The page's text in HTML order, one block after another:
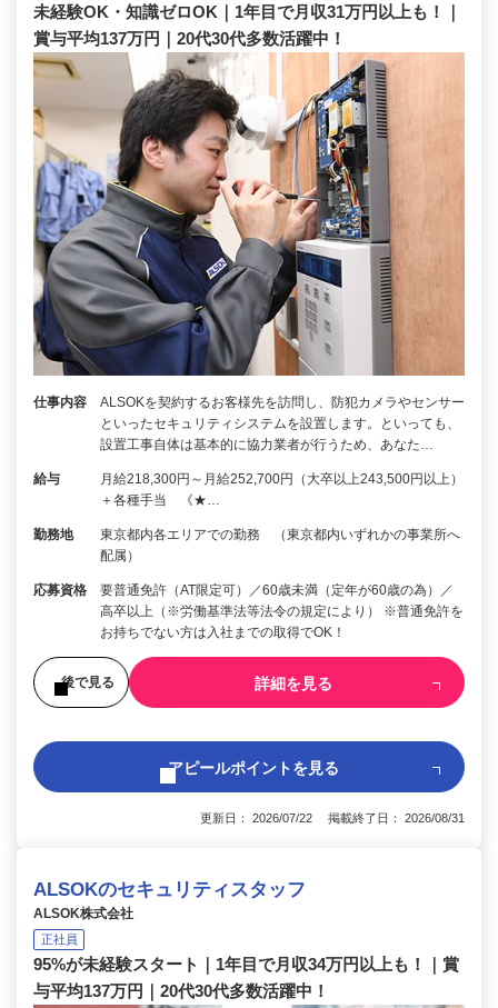
未経験OK・知識ゼロOK｜1年目で月収31万円以上も！｜
賞与平均137万円｜20代30代多数活躍中！
仕事内容
ALSOKを契約するお客様先を訪問し、防犯カメラやセンサー
といったセキュリティシステムを設置します。といっても、
設置工事自体は基本的に協力業者が行うため、あなた…
給与
月給218,300円～月給252,700円（大卒以上243,500円以上）
＋各種手当 《★…
勤務地
東京都内各エリアでの勤務 （東京都内いずれかの事業所へ
配属）
応募資格
要普通免許（AT限定可）／60歳未満（定年が60歳の為）／
高卒以上（※労働基準法等法令の規定により） ※普通免許を
お持ちでない方は入社までの取得でOK！
後で見る 詳細を見る
アピールポイントを見る
更新日： 2026/07/22 掲載終了日： 2026/08/31
ALSOKのセキュリティスタッフ
ALSOK株式会社
正社員
95%が未経験スタート｜1年目で月収34万円以上も！｜賞
与平均137万円｜20代30代多数活躍中！